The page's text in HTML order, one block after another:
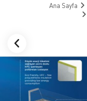
Ana Sayfa